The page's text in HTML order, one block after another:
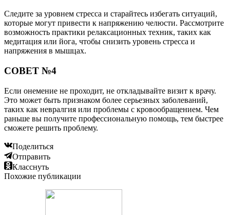
Следите за уровнем стресса и старайтесь избегать ситуаций,
которые могут привести к напряжению челюсти. Рассмотрите
возможность практики релаксационных техник, таких как
медитация или йога, чтобы снизить уровень стресса и
напряжения в мышцах.
СОВЕТ №4
Если онемение не проходит, не откладывайте визит к врачу.
Это может быть признаком более серьезных заболеваний,
таких как невралгия или проблемы с кровообращением. Чем
раньше вы получите профессиональную помощь, тем быстрее
сможете решить проблему.
Поделиться
Отправить
Класснуть
Похожие публикации